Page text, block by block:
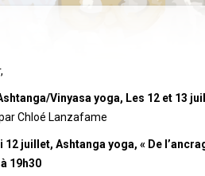
Vinyasa yoga, Les 12 et 13
Chloé Lanzafame
12 juillet, Ashtanga yoga, « De
19h30